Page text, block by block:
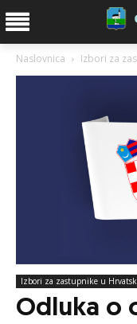
Naslovnica Izbori za
Izbori za zastupnike u
Odluka o